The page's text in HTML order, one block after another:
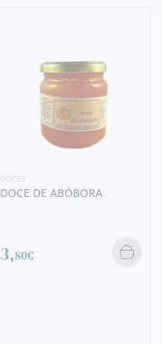
DOCES
DOCE DE ABÓBORA
3,80€